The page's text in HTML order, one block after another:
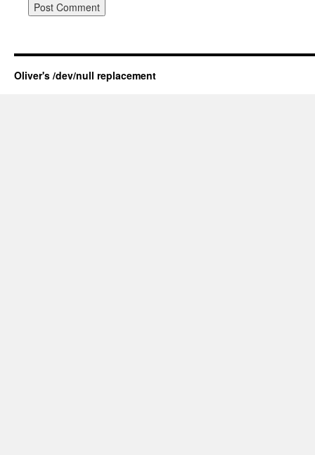
Oliver's /dev/null replacement